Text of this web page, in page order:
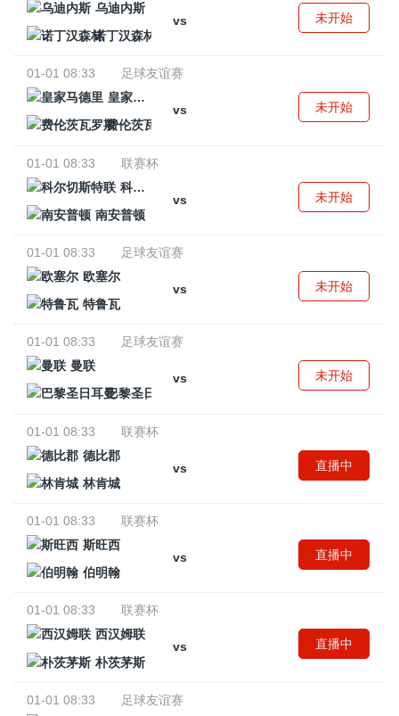
乌迪内斯
vs
诺丁汉森林
未开始
01-01 08:33
足球友谊赛
皇家马德里
vs
费伦茨瓦罗斯
未开始
01-01 08:33
联赛杯
科尔切斯特联
vs
南安普顿
未开始
01-01 08:33
足球友谊赛
欧塞尔
vs
特鲁瓦
未开始
01-01 08:33
足球友谊赛
曼联
vs
巴黎圣日耳曼
未开始
01-01 08:33
联赛杯
德比郡
vs
林肯城
直播中
01-01 08:33
联赛杯
斯旺西
vs
伯明翰
直播中
01-01 08:33
联赛杯
西汉姆联
vs
朴茨茅斯
直播中
01-01 08:33
足球友谊赛